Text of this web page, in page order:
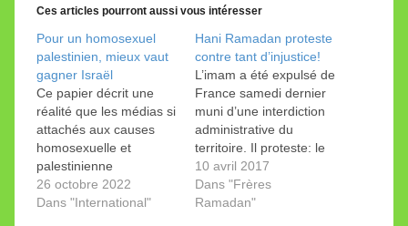
Ces articles pourront aussi vous intéresser
Pour un homosexuel
palestinien, mieux vaut
gagner Israël
Ce papier décrit une
réalité que les médias si
attachés aux causes
homosexuelle et
palestinienne
n’abordent pas. Difficile
notamment de défendre
26 octobre 2022
Dans "International"
Hani Ramadan proteste
contre tant d’injustice!
L’imam a été expulsé de
France samedi dernier
muni d’une interdiction
administrative du
territoire. Il proteste: le
document comprend
«des erreurs et une
approche réductrice de
10 avril 2017
Dans "Frères
Ramadan"